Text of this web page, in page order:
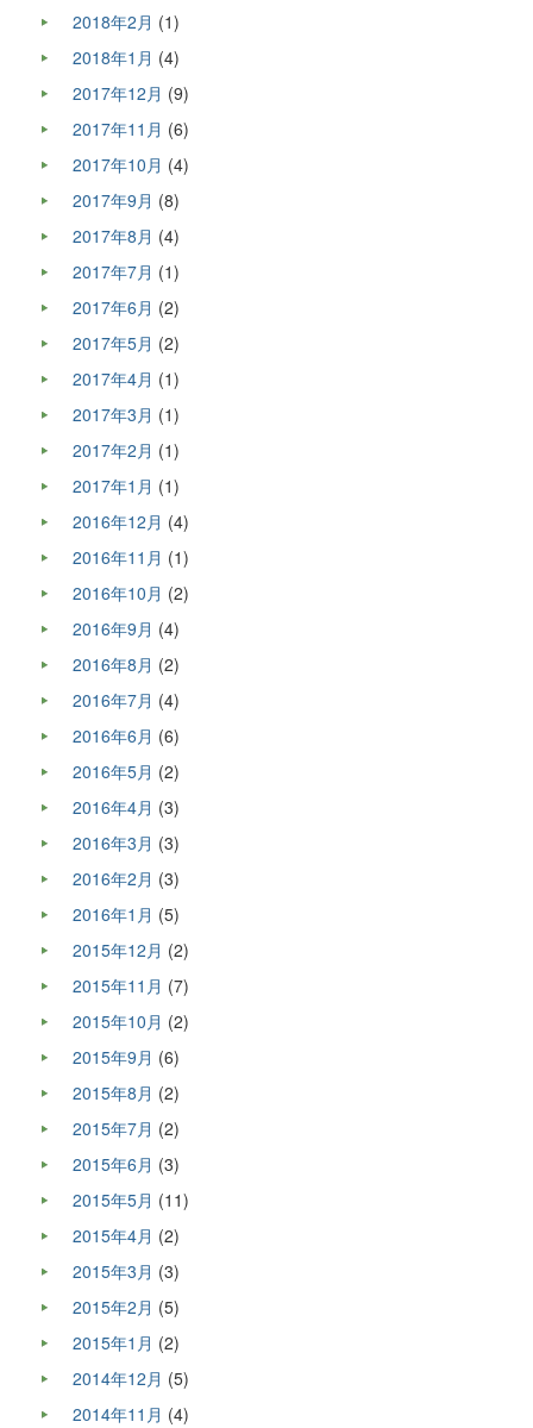
2018年2月 (1)
2018年1月 (4)
2017年12月 (9)
2017年11月 (6)
2017年10月 (4)
2017年9月 (8)
2017年8月 (4)
2017年7月 (1)
2017年6月 (2)
2017年5月 (2)
2017年4月 (1)
2017年3月 (1)
2017年2月 (1)
2017年1月 (1)
2016年12月 (4)
2016年11月 (1)
2016年10月 (2)
2016年9月 (4)
2016年8月 (2)
2016年7月 (4)
2016年6月 (6)
2016年5月 (2)
2016年4月 (3)
2016年3月 (3)
2016年2月 (3)
2016年1月 (5)
2015年12月 (2)
2015年11月 (7)
2015年10月 (2)
2015年9月 (6)
2015年8月 (2)
2015年7月 (2)
2015年6月 (3)
2015年5月 (11)
2015年4月 (2)
2015年3月 (3)
2015年2月 (5)
2015年1月 (2)
2014年12月 (5)
2014年11月 (4)